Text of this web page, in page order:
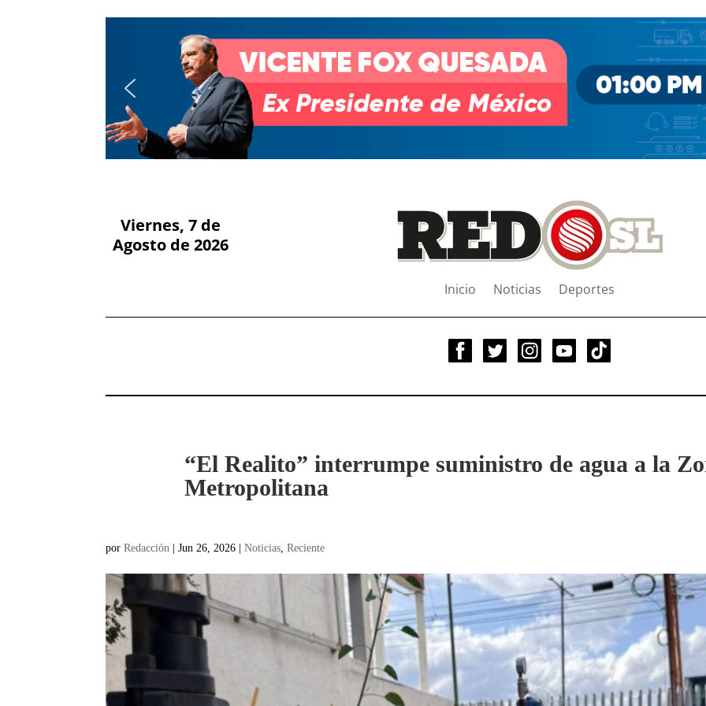
Viernes, 7 de
Agosto de 2026
Inicio Noticias Deportes
“El Realito” interrumpe suministro de agua a la
Metropolitana
porRedacción |Jun 26, 2026 |Noticias ,Reciente